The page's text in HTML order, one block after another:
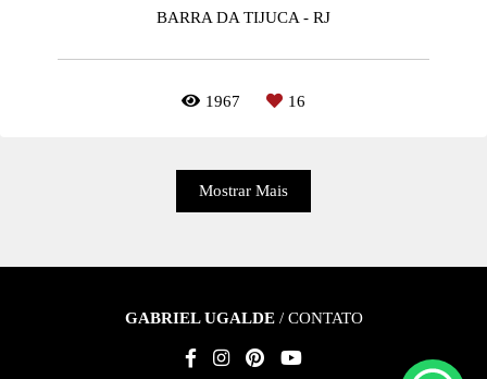
BARRA DA TIJUCA - RJ
1967 16
Mostrar Mais
GABRIEL UGALDE/ CONTATO